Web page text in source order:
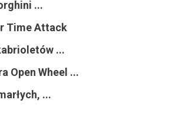
...
Time Attack
...
Open Wheel ...
...